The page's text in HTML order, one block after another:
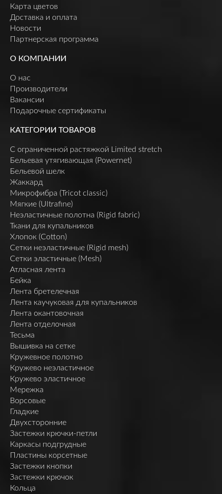
Карта цветов
Доставка и оплата
Новости
Партнерская программа
О КОМПАНИИ
О нас
Производители
Вакансии
Подарочные сертификаты
КАТЕГОРИИ ТОВАРОВ
C ограниченной растяжкой Limited stretch
Бельевая утягивающая (Powernet)
Бельевой шелк
Жаккард
Микрофибра (Tricot classic)
Мягкие (Ultrafine)
Неэластичные полотна (Rigid fabric)
Ткани для купальников
Хлопок (Cotton)
Сетки неэластичные (Rigid mesh)
Сетки эластичные (Mesh)
Атласная лента
Бейка
Лента бретелечная
Лента каучуковая для купальников
Лента окантовочная
Лента отделочная
Тесьма
Вышивка на сетке
Кружевное полотно
Кружево неэластичное
Кружево эластичное
Мережка
Ворсовые
Гладкие
Двухсторонние
Застежки крючки-петли
Каркасы подгрудные
Пластины корсетные
Застежки кнопки
Застежки крючок
Кольца